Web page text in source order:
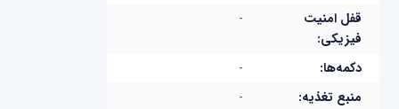
قفل امنیت
فیزیکی:
-
دکمه‌ها:
-
منبع تغذیه:
-